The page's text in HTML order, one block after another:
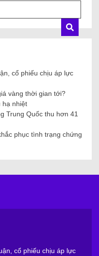
cổ phiếu chịu áp lực
vàng thời gian tới?
hạ nhiệt
Trung Quốc thu hơn 41
phục tình trạng chứng
cổ phiếu chịu áp lực